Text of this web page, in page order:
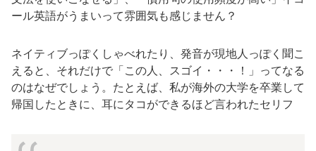
ール英語がうまいって雰囲気も感じません？
ネイティブっぽくしゃべれたり、発音が現地人っぽく聞こ
えると、それだけで「この人、スゴイ・・・！」ってなる
のはなぜでしょう。たとえば、私が海外の大学を卒業して
帰国したときに、耳にタコができるほど言われたセリフ